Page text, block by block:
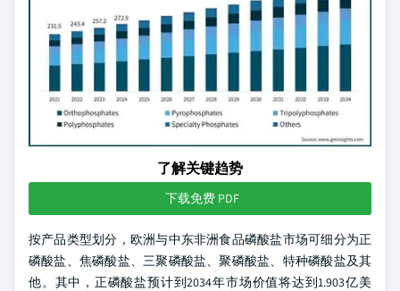
了解关键趋势
下载免费 PDF
按产品类型划分，欧洲与中东非洲食品磷酸盐市场可细分为正
磷酸盐、焦磷酸盐、三聚磷酸盐、聚磷酸盐、特种磷酸盐及其
他。其中，正磷酸盐预计到2034年市场价值将达到1.903亿美